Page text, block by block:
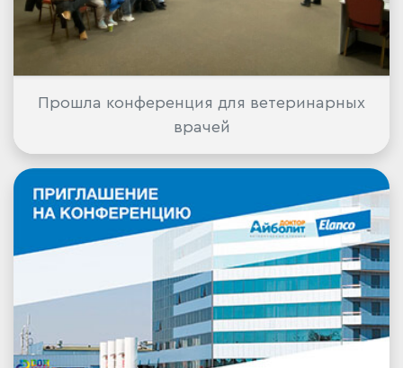
Прошла конференция для ветеринарных
врачей